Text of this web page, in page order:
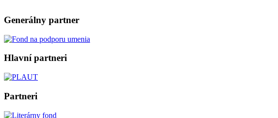
Generálny partner
Hlavní partneri
Partneri